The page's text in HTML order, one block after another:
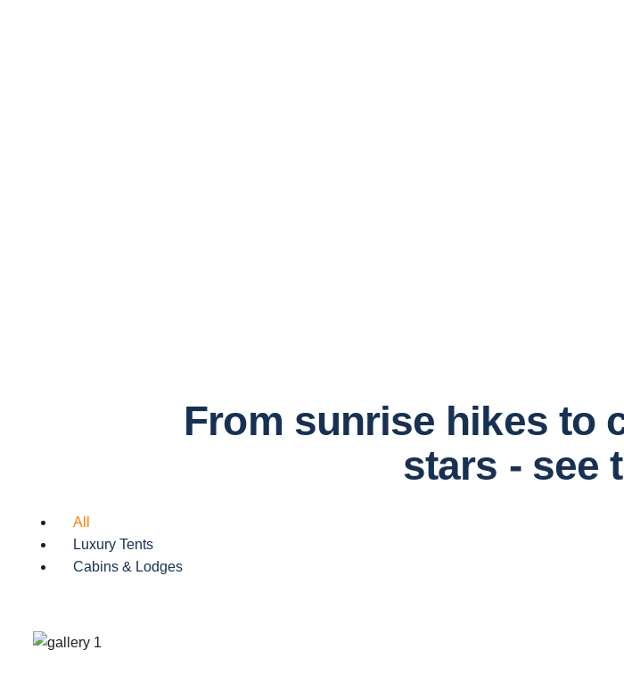
From sunrise hikes to
stars - see
All
Luxury Tents
Cabins & Lodges